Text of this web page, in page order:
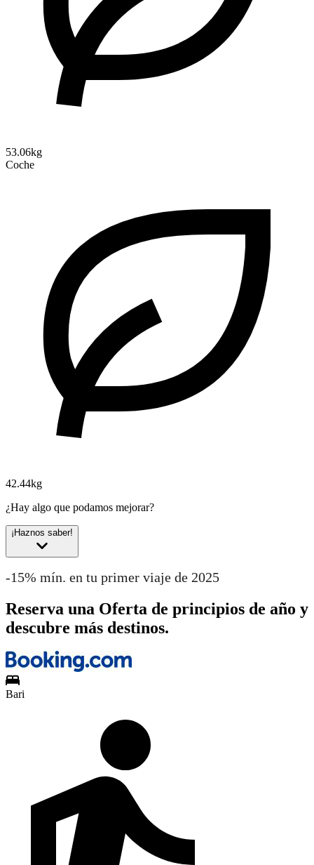
53.06kg
Coche
42.44kg
¿Hay algo que podamos mejorar?
¡Haznos saber!
-15% mín. en tu primer viaje de 2025
Reserva una Oferta de principios de año y
descubre más destinos.
Bari